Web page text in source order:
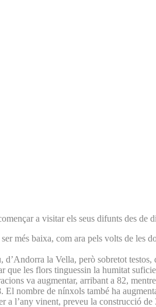
a visitar els seus difunts des de
més baixa, com ara pels volts de
la Vella, però sobretot
que les flors tinguessin la humitat
va augmentar, arribant a 82,
nombre de nínxols també ha
l’any vinent, preveu la construcció